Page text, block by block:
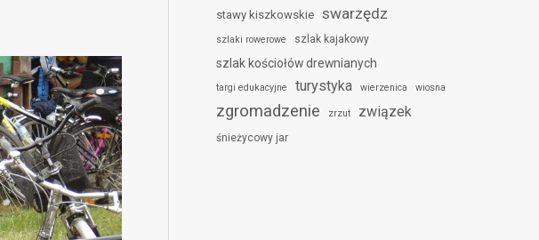
stawy kiszkowskie swarzędz
szlaki rowerowe szlak kajakowy
szlak kościołów drewnianych
targi edukacyjne turystyka wierzenica wiosna
zgromadzenie zrzut związek
śnieżycowy jar